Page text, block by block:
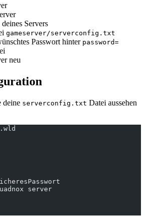
Servers
gameserver/serverconfig.txt
Passwort hinter password=
neu
deine serverconfig.txt Datei aussehen
server